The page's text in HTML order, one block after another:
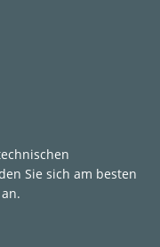
Sie sich am besten